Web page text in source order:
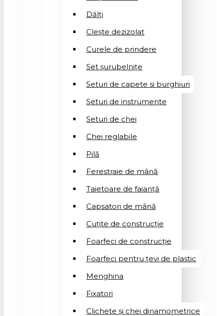
Dălți
Clește dezizolat
Curele de prindere
Set șurubelnițe
Seturi de capete si burghiuri
Seturi de instrumente
Seturi de chei
Chei reglabile
Pilă
Ferestraie de mână
Taietoare de faianță
Capsatori de mână
Cuțite de construcție
Foarfeci de construcție
Foarfeci pentru țevi de plastic
Menghina
Fixatori
Clichete și chei dinamometrice